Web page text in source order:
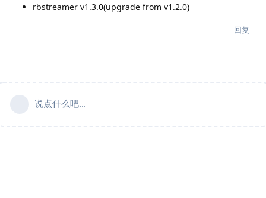
rbstreamer v1.3.0(upgrade from v1.2.0)
回复
说点什么吧...